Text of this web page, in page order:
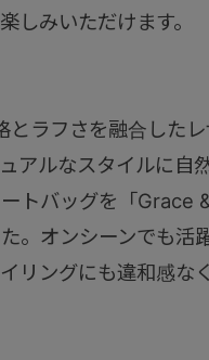
しみいただけます。
ラフさを融合した
アルなスタイルに自
トバッグを「Grace
。オンシーンでも活
リングにも違和感な